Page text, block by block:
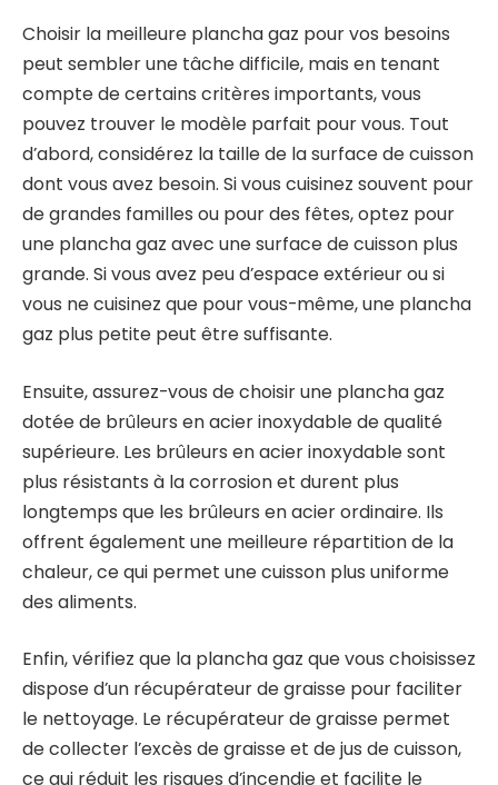
Choisir la meilleure plancha gaz pour vos besoins
peut sembler une tâche difficile, mais en tenant
compte de certains critères importants, vous
pouvez trouver le modèle parfait pour vous. Tout
d’abord, considérez la taille de la surface de cuisson
dont vous avez besoin. Si vous cuisinez souvent pour
de grandes familles ou pour des fêtes, optez pour
une plancha gaz avec une surface de cuisson plus
grande. Si vous avez peu d’espace extérieur ou si
vous ne cuisinez que pour vous-même, une plancha
gaz plus petite peut être suffisante.
Ensuite, assurez-vous de choisir une plancha gaz
dotée de brûleurs en acier inoxydable de qualité
supérieure. Les brûleurs en acier inoxydable sont
plus résistants à la corrosion et durent plus
longtemps que les brûleurs en acier ordinaire. Ils
offrent également une meilleure répartition de la
chaleur, ce qui permet une cuisson plus uniforme
des aliments.
Enfin, vérifiez que la plancha gaz que vous choisissez
dispose d’un récupérateur de graisse pour faciliter
le nettoyage. Le récupérateur de graisse permet
de collecter l’excès de graisse et de jus de cuisson,
ce qui réduit les risques d’incendie et facilite le